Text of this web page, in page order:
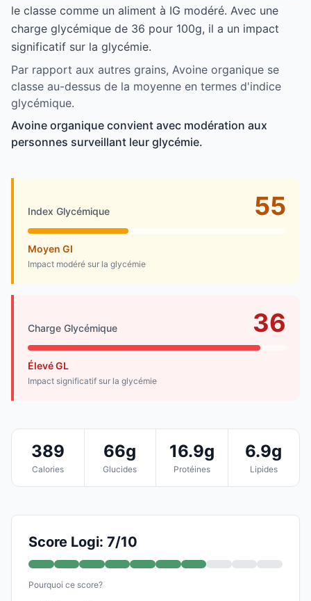
le classe comme un aliment à IG modéré. Avec une
charge glycémique de 36 pour 100g, il a un impact
significatif sur la glycémie.
Par rapport aux autres grains, Avoine organique se
classe au-dessus de la moyenne en termes d'indice
glycémique.
Avoine organique convient avec modération aux
personnes surveillant leur glycémie.
Index Glycémique 55
Moyen GI
Impact modéré sur la glycémie
Charge Glycémique 36
Élevé GL
Impact significatif sur la glycémie
389
Calories
66g
Glucides
16.9g
Protéines
6.9g
Lipides
Score Logi: 7/10
Pourquoi ce score?